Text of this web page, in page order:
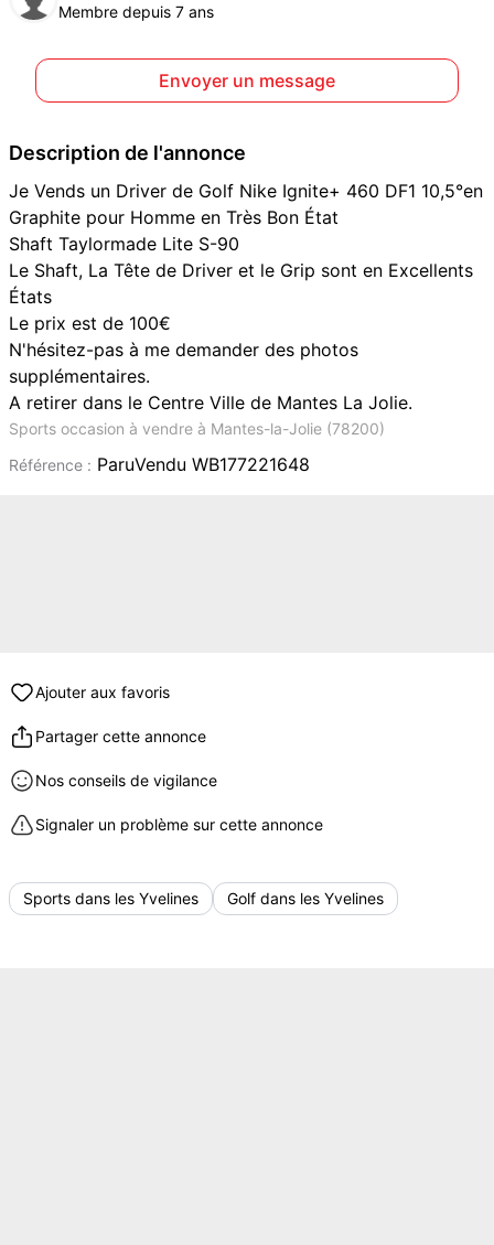
Membre depuis 7 ans
Envoyer un message
Description de l'annonce
Je Vends un Driver de Golf Nike Ignite+ 460 DF1 10,5°en
Graphite pour Homme en Très Bon État
Shaft Taylormade Lite S-90
Le Shaft, La Tête de Driver et le Grip sont en Excellents
États
Le prix est de 100€
N'hésitez-pas à me demander des photos
supplémentaires.
A retirer dans le Centre Ville de Mantes La Jolie.
Sports occasion à vendre à Mantes-la-Jolie (78200)
Référence : ParuVendu WB177221648
Ajouter aux favoris
Partager cette annonce
Nos conseils de vigilance
Signaler un problème sur cette annonce
Sports dans les Yvelines Golf dans les Yvelines